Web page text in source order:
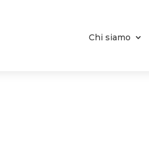
Chi siamo